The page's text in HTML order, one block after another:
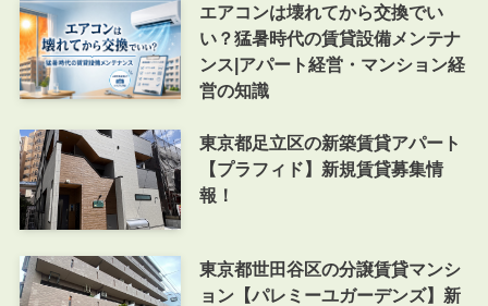
エアコンは壊れてから交換でい
い？猛暑時代の賃貸設備メンテナ
ンス|アパート経営・マンション経
営の知識
東京都足立区の新築賃貸アパート
【プラフィド】新規賃貸募集情
報！
東京都世田谷区の分譲賃貸マンシ
ョン【パレミーユガーデンズ】新